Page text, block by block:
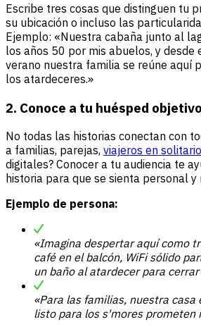
Escribe tres cosas que distinguen tu
su ubicación o incluso las
Ejemplo: «Nuestra cabaña junto al
los años 50 por mis abuelos, y desde
verano nuestra familia se reúne aquí
los atardeceres.»
2. Conoce a tu huésped objetivo
No todas las historias conectan con
a familias, parejas, viajeros en solitario
digitales? Conocer a tu audiencia te
historia para que se sienta personal y
Ejemplo de persona:
«Imagina despertar aquí como
café en el balcón, WiFi sólido
un baño al atardecer para
«Para las familias, nuestra casa
listo para los s'mores prometen